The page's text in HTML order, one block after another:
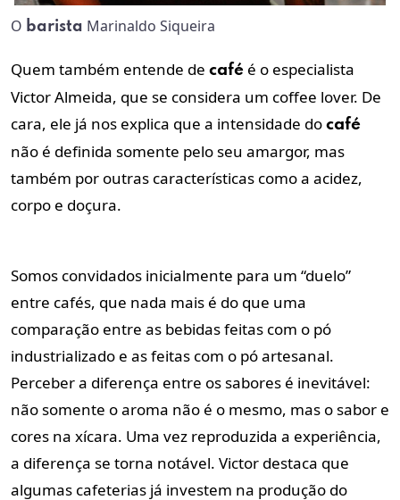
O barista Marinaldo Siqueira
Quem também entende de café é o especialista
Victor Almeida, que se considera um coffee lover. De
cara, ele já nos explica que a intensidade do café
não é definida somente pelo seu amargor, mas
também por outras características como a acidez,
corpo e doçura.
Somos convidados inicialmente para um “duelo”
entre cafés, que nada mais é do que uma
comparação entre as bebidas feitas com o pó
industrializado e as feitas com o pó artesanal.
Perceber a diferença entre os sabores é inevitável:
não somente o aroma não é o mesmo, mas o sabor e
cores na xícara. Uma vez reproduzida a experiência,
a diferença se torna notável. Victor destaca que
algumas cafeterias já investem na produção do